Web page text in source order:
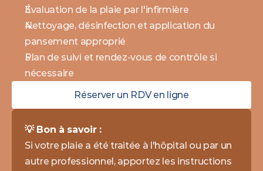
Évaluation de la plaie par l'infirmière
Nettoyage, désinfection et application du
pansement approprié
Plan de suivi et rendez-vous de contrôle si
nécessaire
Réserver un RDV en ligne
💡 Bon à savoir :
Si votre plaie a été traitée à l'hôpital ou par un
autre professionnel, apportez les instructions